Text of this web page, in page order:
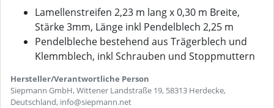
Lamellenstreifen 2,23 m lang x 0,30 m Breite,
Stärke 3mm, Länge inkl Pendelblech 2,25 m
Pendelbleche bestehend aus Trägerblech und
Klemmblech, inkl Schrauben und Stoppmuttern
Hersteller/Verantwortliche Person
Siepmann GmbH, Wittener Landstraße 19, 58313 Herdecke,
Deutschland, info@siepmann.net